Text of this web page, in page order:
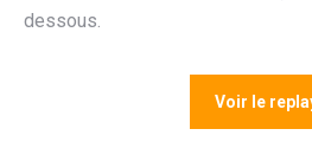
dessous.
Voir le